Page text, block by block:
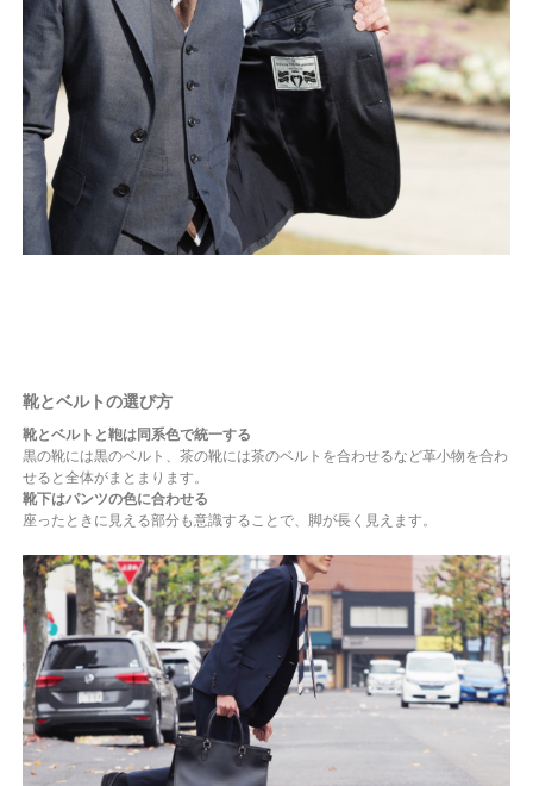
靴とベルトの選び方
靴とベルトと鞄は同系色で統一する
黒の靴には黒のベルト、茶の靴には茶のベルトを合わせるなど革小物を合わ
せると全体がまとまります。
靴下はパンツの色に合わせる
座ったときに見える部分も意識することで、脚が長く見えます。